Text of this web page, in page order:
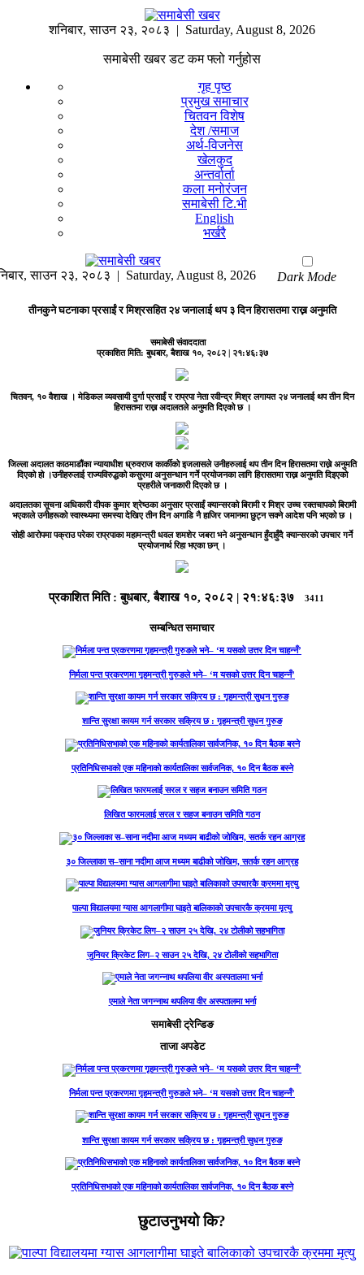
शनिबार,साउन २३, २०८३ | Saturday, August 8, 2026
समाबेसी खबर डट कम फ्लो गर्नुहोस
गृह पृष्ठ
प्रमुख समाचार
चितवन विशेष
देश /समाज
अर्थ-विजनेस
खेलकुद
अन्तर्वार्ता
कला मनोरंजन
समाबेसी टि.भी
English
भर्खरै
,साउन २३, २०८३ | Saturday, August 8, 2026 Dark Mode
तीनकुने घटनाका प्रसाईं र मिश्रसहित २४ जनालाई थप ३ दिन हिरासतमा राख्न अनुमति
समाबेसी संवाददाता
प्रकाशित मिति:बुधबार, बैशाख १०, २०८२| २१:४६:३७
चितवन, १० वैशाख ।मेडिकल व्यवसायी दुर्गा प्रसाईं र राप्रपा नेता रवीन्द्र मिश्र लगायत २४ जनालाई थप तीन दिन
हिरासतमा राख्न अदालतले अनुमति दिएको छ ।
जिल्ला अदालत काठमाडौंका न्यायाधीश ध्रुवराज कार्कीको इजलासले उनीहरुलाई थप तीन दिन हिरासतमा राख्ने अनुमति
दिएको हो ।उनीहरुलाई राज्यविरुद्धको कसुरमा अनुसन्धान गर्ने प्रयोजनका लागि हिरासतमा राख्न अनुमति दिइएको
प्रहरीले जनाकारी दिएको छ ।
अदालतका सूचना अधिकारी दीपक कुमार श्रेष्ठका अनुसार प्रसाईं क्यान्सरको बिरामी र मिश्र उच्च रक्तचापको बिरामी
भएकाले उनीहरूको स्वास्थ्यमा समस्या देखिए तीन दिन अगाडि नै हाजिर जमानमा छुट्न सक्ने आदेश पनि भएको छ ।
सोही आरोपमा पक्राउ परेका राप्रपाका महामन्त्री धवल शमशेर जबरा भने अनुसन्धान हुँदाहुँदै क्यान्सरको उपचार गर्ने
प्रयोजनार्थ रिहा भएका छन् ।
प्रकाशित मिति :बुधबार, बैशाख १०, २०८२ | २१:४६:३७ 3411
सम्बन्धित समाचार
निर्मला पन्त प्रकरणमा गृहमन्त्री गुरुङले भने– ‘म यसको उत्तर दिन चाहन्नँ’
शान्ति सुरक्षा कायम गर्न सरकार सक्रिय छ : गृहमन्त्री सुधन गुरुङ
प्रतिनिधिसभाको एक महिनाको कार्यतालिका सार्वजनिक, १० दिन बैठक बस्ने
लिखित फारमलाई सरल र सहज बनाउन समिति गठन
३० जिल्लाका स–साना नदीमा आज मध्यम बाढीको जोखिम, सतर्क रहन आग्रह
पाल्पा विद्यालयमा ग्यास आगलागीमा घाइते बालिकाको उपचारकै क्रममा मृत्यु
जुनियर क्रिकेट लिग–२ साउन २५ देखि, २४ टोलीको सहभागिता
एमाले नेता जगन्नाथ थपलिया वीर अस्पतालमा भर्ना
समाबेसी ट्रेन्डिङ
ताजा अपडेट
निर्मला पन्त प्रकरणमा गृहमन्त्री गुरुङले भने– ‘म यसको उत्तर दिन चाहन्नँ’
शान्ति सुरक्षा कायम गर्न सरकार सक्रिय छ : गृहमन्त्री सुधन गुरुङ
प्रतिनिधिसभाको एक महिनाको कार्यतालिका सार्वजनिक, १० दिन बैठक बस्ने
छुटाउनुभयो कि?